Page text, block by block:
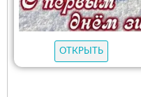
ОТКРЫТЬ